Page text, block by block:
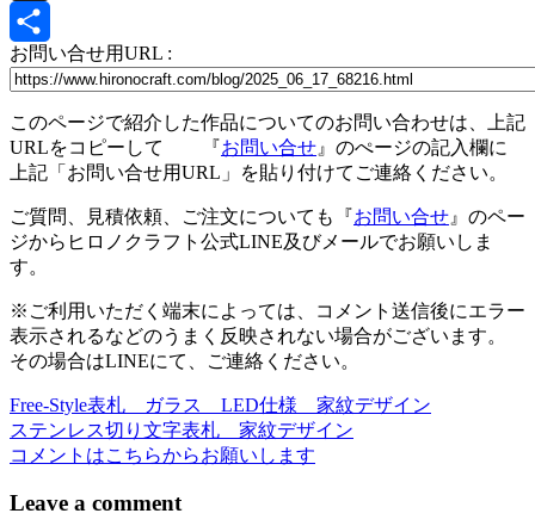
X
共
お問い合せ用URL :
このページで紹介した作品についてのお問い合わせは、上記
URLをコピーして 『お問い合せ 』のぺージの記入欄に
上記「お問い合せ用URL」を貼り付けてご連絡ください。
ご質問、見積依頼、ご注文についても『お問い合せ 』のペー
ジからヒロノクラフト公式LINE及びメールでお願いしま
す。
※ご利用いただく端末によっては、コメント送信後にエラー
表示されるなどのうまく反映されない場合がございます。
その場合はLINEにて、ご連絡ください。
投
稿
ナ
Free-Style表札 ガラス LED仕様 家紋デザイン
ステンレス切り文字表札 家紋デザイン
コメントはこちらからお願いします
Leave a comment